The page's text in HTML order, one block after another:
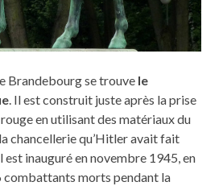
Brandebourg se trouve le
. Il est construit juste après la prise
en utilisant des matériaux du
chancellerie qu’Hitler avait fait
inauguré en novembre 1945, en
combattants morts pendant la